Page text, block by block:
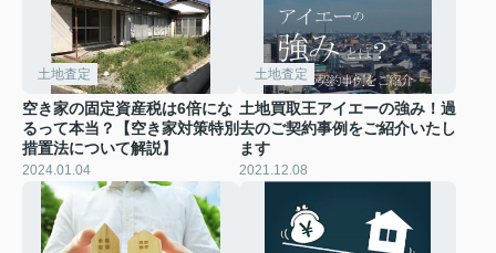
土地査定
空き家の固定資産税は6倍にな
るって本当？【空き家対策特別
措置法について解説】
2024.01.04
土地査定
土地買取王アイエーの強み！過
去のご契約事例をご紹介いたし
ます
2021.12.08